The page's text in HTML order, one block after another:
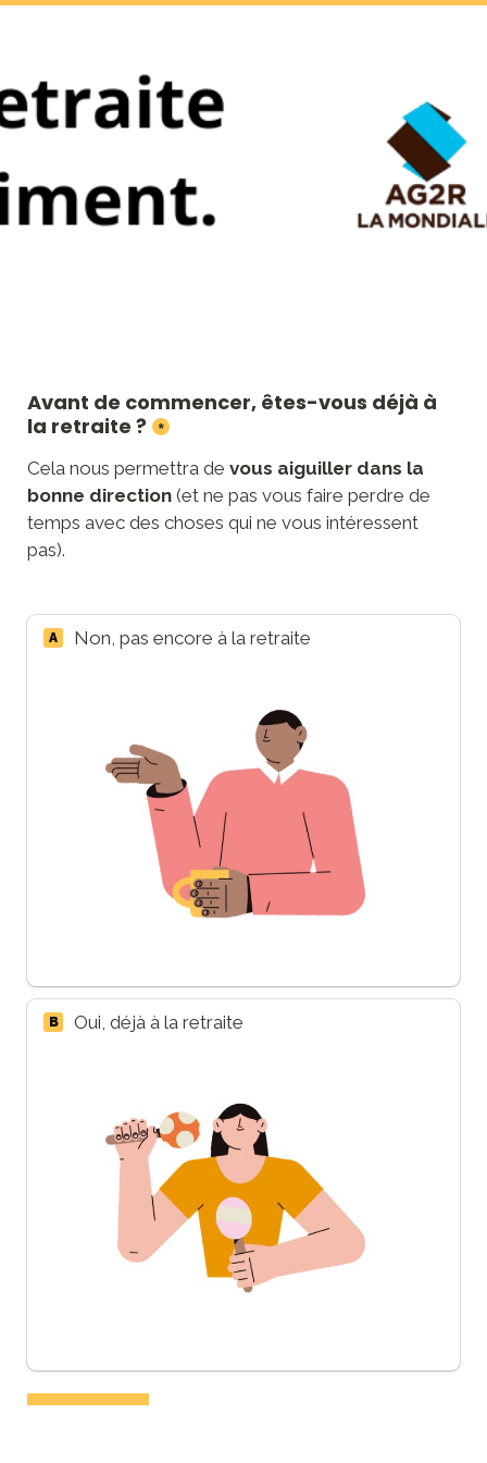
Avant de commencer, êtes-vous déjà à
la retraite ? *
Cela nous permettra de vous aiguiller dans la
bonne direction (et ne pas vous faire perdre de
temps avec des choses qui ne vous intéressent
pas).
A Non, pas encore à la retraite
B Oui, déjà à la retraite